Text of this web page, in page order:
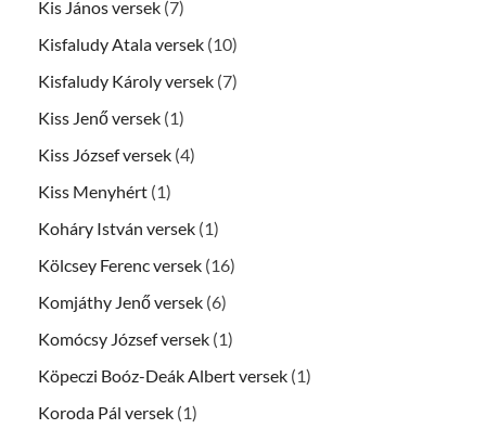
Kis János versek (7)
Kisfaludy Atala versek (10)
Kisfaludy Károly versek (7)
Kiss Jenő versek (1)
Kiss József versek (4)
Kiss Menyhért (1)
Koháry István versek (1)
Kölcsey Ferenc versek (16)
Komjáthy Jenő versek (6)
Komócsy József versek (1)
Köpeczi Boóz-Deák Albert versek (1)
Koroda Pál versek (1)